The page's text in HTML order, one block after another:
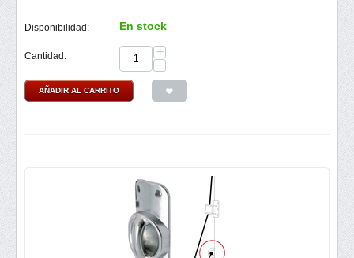
Disponibilidad: En stock
Cantidad:
+
−
AÑADIR AL CARRITO